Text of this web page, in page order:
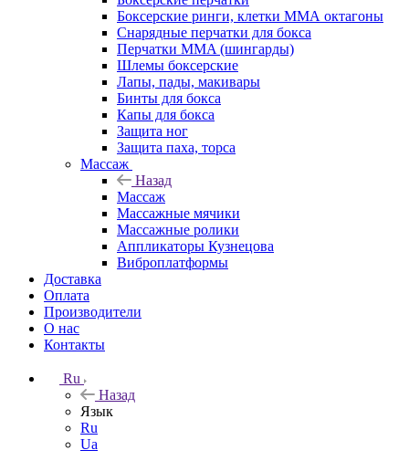
Боксерские ринги, клетки ММА октагоны
Снарядные перчатки для бокса
Перчатки MMA (шингарды)
Шлемы боксерские
Лапы, пады, макивары
Бинты для бокса
Капы для бокса
Защита ног
Защита паха, торса
Массаж
Назад
Массаж
Массажные мячики
Массажные ролики
Аппликаторы Кузнецова
Виброплатформы
Доставка
Оплата
Производители
О нас
Контакты
Ru
Назад
Язык
Ru
Ua